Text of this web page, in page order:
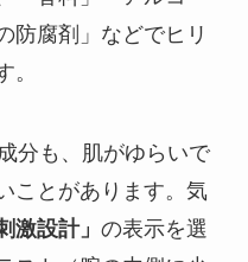
防腐剤」などでヒリ
。
分も、肌がゆらいで
ことがあります。気
激設計」 の表示を選